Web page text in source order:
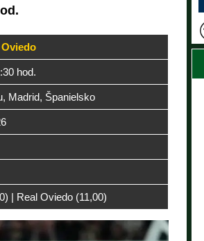
hod.
Madrid, Španielsko
| Real Oviedo (11,00)